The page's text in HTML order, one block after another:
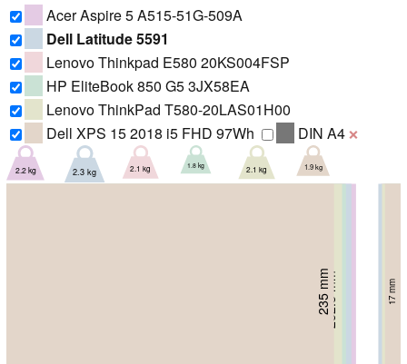
Acer Aspire 5 A515-51G-509A
Dell Latitude 5591
Lenovo Thinkpad E580 20KS004FSP
HP EliteBook 850 G5 3JX58EA
Lenovo ThinkPad T580-20LAS01H00
Dell XPS 15 2018 i5 FHD 97Wh
DIN A4 ❌
263 mm 21.6 mm
2.2 kg
250.7 mm 24.3 mm
2.3 kg
252 mm 20 mm
2.1 kg
252 mm 18.3 mm
1.8 kg
252.8 mm 20.2 mm
2.1 kg
235 mm 17 mm
1.9 kg